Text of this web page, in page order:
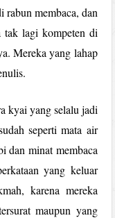
membaca, dan
tak lagi kompeten di
Mereka yang lahap
kyai yang selalu jadi
seperti mata air
dan minat membaca
yang keluar
karena mereka
maupun yang